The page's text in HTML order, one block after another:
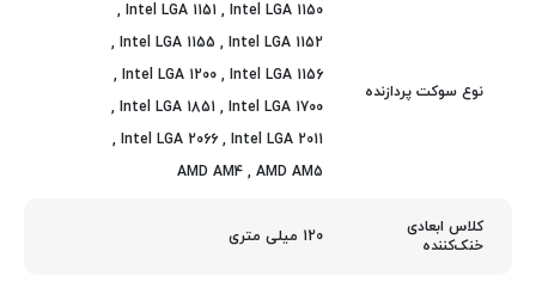
نوع سوکت پردازنده
Intel LGA 1150
,
Intel LGA 1151
,
Intel LGA 1152
,
Intel LGA 1155
,
Intel LGA 1156
,
Intel LGA 1200
,
Intel LGA 1700
,
Intel LGA 1851
,
Intel LGA 2011
,
Intel LGA 2066
,
AMD AM5
,
AMD AM4
کلاس ابعادی
خنک‌کننده
120 میلی متری